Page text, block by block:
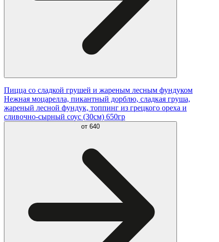
Пицца со сладкой грушей и жареным лесным фундуком
Нежная моцарелла, пикантный дорблю, сладкая груша,
жареный лесной фундук, топпинг из грецкого ореха и
сливочно-сырный соус (30см) 650гр
от 640